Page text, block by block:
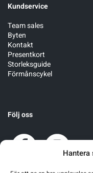
Kundservice
Team sales
Byten
Kontakt
Presentkort
Storleksguide
Förmånscykel
Följ oss